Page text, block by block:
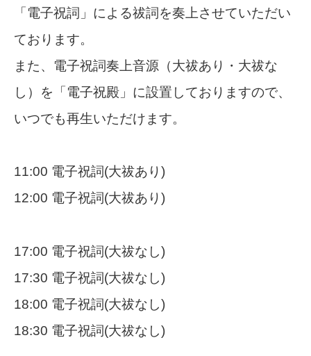
「電子祝詞」による祓詞を奏上させていただい
ております。
また、電子祝詞奏上音源（大祓あり・大祓な
し）を「電子祝殿」に設置しておりますので、
いつでも再生いただけます。
11:00 電子祝詞(大祓あり)
12:00 電子祝詞(大祓あり)
17:00 電子祝詞(大祓なし)
17:30 電子祝詞(大祓なし)
18:00 電子祝詞(大祓なし)
18:30 電子祝詞(大祓なし)